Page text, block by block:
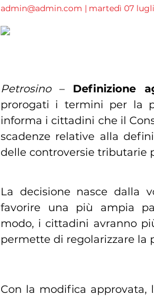
admin@admin.com | martedì 07
Petrosino– Definizione
prorogati i termini per la
informa i cittadini che il
scadenze relative alla
delle controversie tributarie
La decisione nasce dalla
favorire una più ampia
modo, i cittadini avranno
permette di regolarizzare la
Con la modifica approvata,